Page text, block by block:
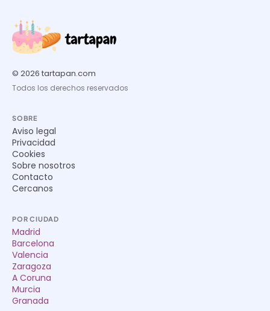
© 2026 tartapan.com
Todos los derechos reservados
SOBRE
Aviso legal
Privacidad
Cookies
Sobre nosotros
Contacto
Cercanos
POR CIUDAD
Madrid
Barcelona
Valencia
Zaragoza
A Coruna
Murcia
Granada